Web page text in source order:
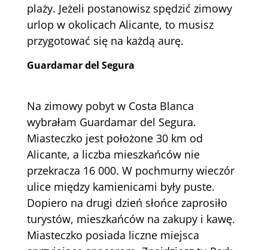
plaży. Jeżeli postanowisz spędzić zimowy
urlop w okolicach Alicante, to musisz
przygotować się na każdą aurę.
Guardamar del Segura
Na zimowy pobyt w Costa Blanca
wybrałam Guardamar del Segura.
Miasteczko jest położone 30 km od
Alicante, a liczba mieszkańców nie
przekracza 16 000. W pochmurny wieczór
ulice między kamienicami były puste.
Dopiero na drugi dzień słońce zaprosiło
turystów, mieszkańców na zakupy i kawę.
Miasteczko posiada liczne miejsca